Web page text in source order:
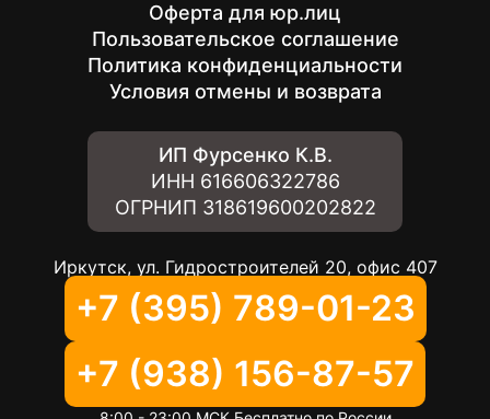
Оферта для юр.лиц
Пользовательское соглашение
Политика конфиденциальности
Условия отмены и возврата
ИП Фурсенко К.В.
ИНН 616606322786
ОГРНИП 318619600202822
Иркутск, ул. Гидростроителей 20, офис 407
+7 (395) 789-01-23
+7 (938) 156-87-57